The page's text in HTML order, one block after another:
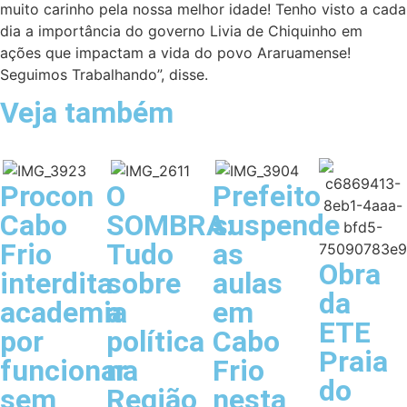
muito carinho pela nossa melhor idade! Tenho visto a cada
dia a importância do governo Livia de Chiquinho em
ações que impactam a vida do povo Araruamense!
Seguimos Trabalhando”, disse.
Veja também
Procon
Cabo
Frio
interdita
academia
por
funcionar
sem
O
SOMBRA:
Tudo
sobre
a
política
na
Região
Prefeito
suspende
as
aulas
em
Cabo
Frio
nesta
Obra
da
ETE
Praia
do